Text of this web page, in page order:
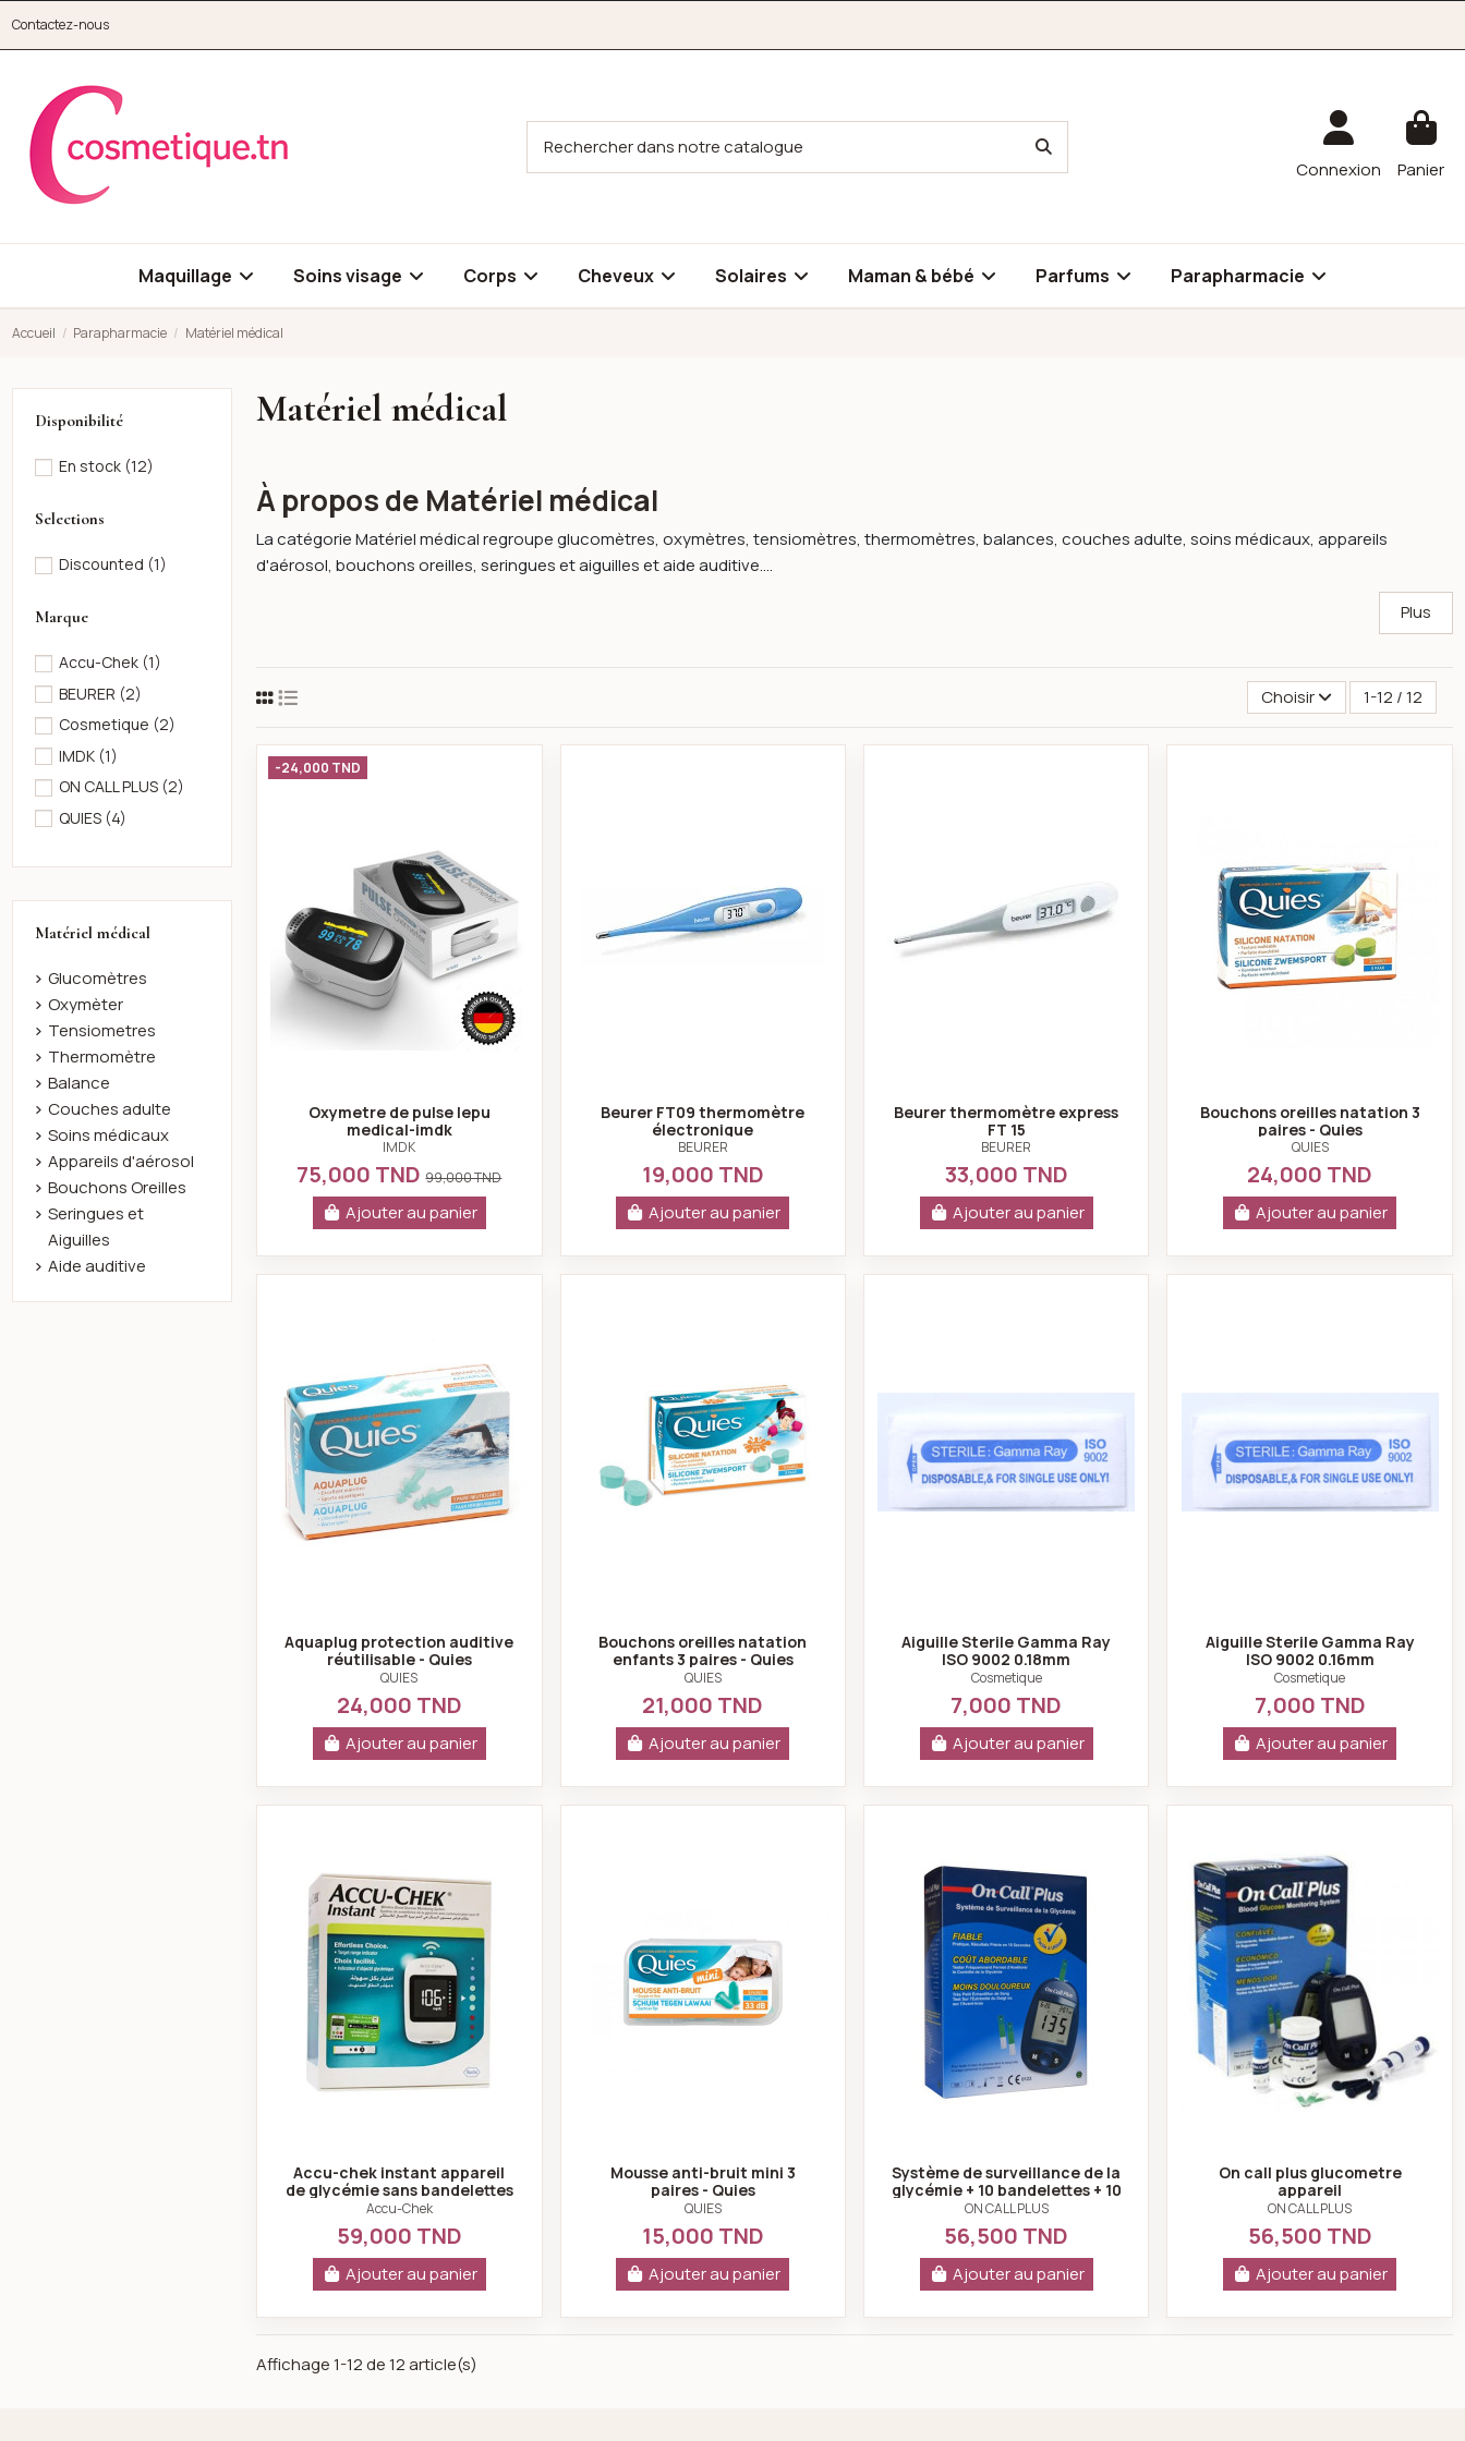
Contactez-nous
Connexion Panier
Maquillage Soins visage Corps Cheveux Solaires Maman & bébé Parfums Parapharmacie
Accueil Parapharmacie Matériel médical
Matériel médical
À propos de Matériel médical
La catégorie Matériel médical regroupe glucomètres, oxymètres, tensiomètres, thermomètres, balances, couches adulte, soins médicaux, appareils
d'aérosol, bouchons oreilles, seringues et aiguilles et aide auditive....
Plus
Choisir 1-12 / 12
-24,000 TND
Oxymetre de pulse lepu
medical-imdk
IMDK
75,000 TND99,000 TND
Ajouter au panier
Beurer FT09 thermomètre
électronique
BEURER
19,000 TND
Ajouter au panier
Beurer thermomètre express
FT 15
BEURER
33,000 TND
Ajouter au panier
Bouchons oreilles natation 3
paires - Quies
QUIES
24,000 TND
Ajouter au panier
Aquaplug protection auditive
réutilisable - Quies
QUIES
24,000 TND
Ajouter au panier
Bouchons oreilles natation
enfants 3 paires - Quies
QUIES
21,000 TND
Ajouter au panier
Aiguille Sterile Gamma Ray
ISO 9002 0.18mm
Cosmetique
7,000 TND
Ajouter au panier
Aiguille Sterile Gamma Ray
ISO 9002 0.16mm
Cosmetique
7,000 TND
Ajouter au panier
Accu-chek instant appareil
de glycémie sans bandelettes
Accu-Chek
59,000 TND
Ajouter au panier
Mousse anti-bruit mini 3
paires - Quies
QUIES
15,000 TND
Ajouter au panier
Système de surveillance de la
glycémie + 10 bandelettes + 10
lancettes offerts - On...
ON CALL PLUS
56,500 TND
Ajouter au panier
On call plus glucometre
appareil
ON CALL PLUS
56,500 TND
Ajouter au panier
Affichage 1-12 de 12 article(s)
Disponibilité
En stock (12)
Selections
Discounted (1)
Marque
Accu-Chek (1)
BEURER (2)
Cosmetique (2)
IMDK (1)
ON CALL PLUS (2)
QUIES (4)
Matériel médical
Glucomètres
Oxymèter
Tensiometres
Thermomètre
Balance
Couches adulte
Soins médicaux
Appareils d'aérosol
Bouchons Oreilles
Seringues et
Aiguilles
Aide auditive